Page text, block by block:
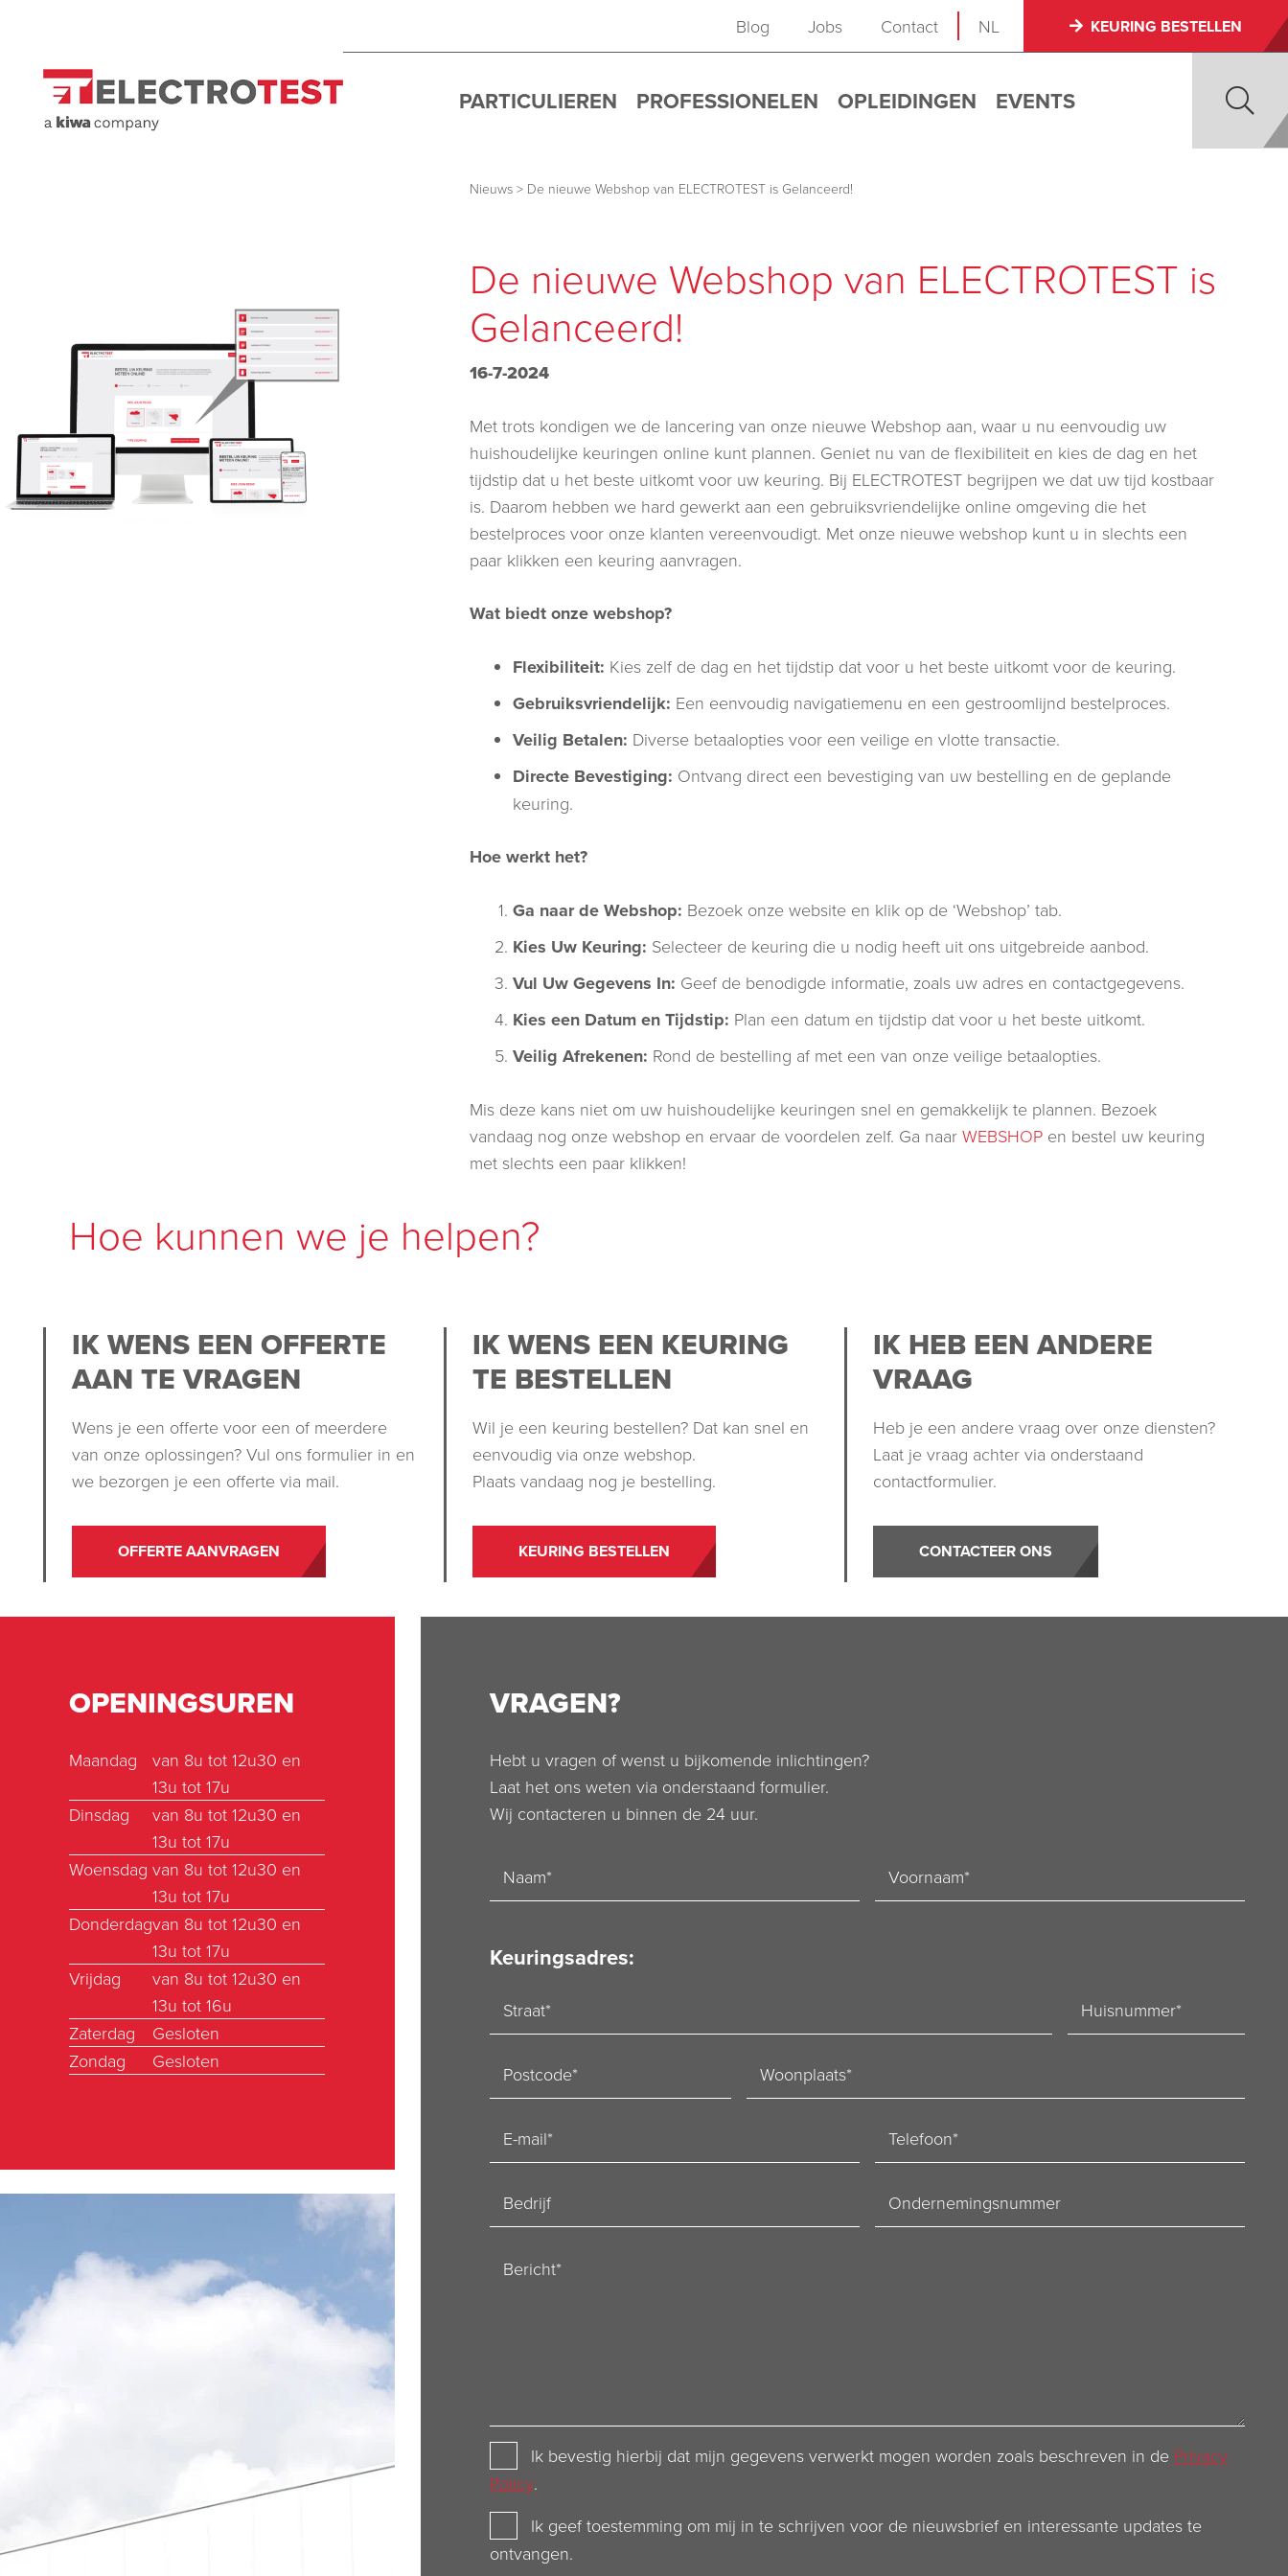
Blog Jobs Contact NL KEURING BESTELLEN
PARTICULIEREN PROFESSIONELEN OPLEIDINGEN EVENTS
Nieuws > De nieuwe Webshop van ELECTROTEST is Gelanceerd!
De nieuwe Webshop van ELECTROTEST is
Gelanceerd!
16-7-2024
Met trots kondigen we de lancering van onze nieuwe Webshop aan, waar u nu eenvoudig uw
huishoudelijke keuringen online kunt plannen. Geniet nu van de flexibiliteit en kies de dag en het
tijdstip dat u het beste uitkomt voor uw keuring. Bij ELECTROTEST begrijpen we dat uw tijd kostbaar
is. Daarom hebben we hard gewerkt aan een gebruiksvriendelijke online omgeving die het
bestelproces voor onze klanten vereenvoudigt. Met onze nieuwe webshop kunt u in slechts een
paar klikken een keuring aanvragen.
Wat biedt onze webshop?
Flexibiliteit: Kies zelf de dag en het tijdstip dat voor u het beste uitkomt voor de keuring.
Gebruiksvriendelijk: Een eenvoudig navigatiemenu en een gestroomlijnd bestelproces.
Veilig Betalen: Diverse betaalopties voor een veilige en vlotte transactie.
Directe Bevestiging: Ontvang direct een bevestiging van uw bestelling en de geplande
keuring.
Hoe werkt het?
Ga naar de Webshop: Bezoek onze website en klik op de ‘Webshop’ tab.
Kies Uw Keuring: Selecteer de keuring die u nodig heeft uit ons uitgebreide aanbod.
Vul Uw Gegevens In: Geef de benodigde informatie, zoals uw adres en contactgegevens.
Kies een Datum en Tijdstip: Plan een datum en tijdstip dat voor u het beste uitkomt.
Veilig Afrekenen: Rond de bestelling af met een van onze veilige betaalopties.
Mis deze kans niet om uw huishoudelijke keuringen snel en gemakkelijk te plannen. Bezoek
vandaag nog onze webshop en ervaar de voordelen zelf. Ga naarWEBSHOP en bestel uw keuring
met slechts een paar klikken!
Hoe kunnen we je helpen?
IK WENS EEN OFFERTE
AAN TE VRAGEN
Wens je een offerte voor een of meerdere
van onze oplossingen? Vul ons formulier in en
we bezorgen je een offerte via mail.
OFFERTE AANVRAGEN
IK WENS EEN KEURING
TE BESTELLEN
Wil je een keuring bestellen? Dat kan snel en
eenvoudig via onze webshop.
Plaats vandaag nog je bestelling.
KEURING BESTELLEN
IK HEB EEN ANDERE
VRAAG
Heb je een andere vraag over onze diensten?
Laat je vraag achter via onderstaand
contactformulier.
CONTACTEER ONS
OPENINGSUREN
Maandag
van 8u tot 12u30 en
13u tot 17u
Dinsdag
van 8u tot 12u30 en
13u tot 17u
Woensdag van 8u tot 12u30 en
13u tot 17u
Donderdagvan 8u tot 12u30 en
13u tot 17u
Vrijdag
van 8u tot 12u30 en
13u tot 16u
Zaterdag
Gesloten
Zondag
Gesloten
VRAGEN?
Hebt u vragen of wenst u bijkomende inlichtingen?
Laat het ons weten via onderstaand formulier.
Wij contacteren u binnen de 24 uur.
Keuringsadres:
Privacy
Policy
Ik bevestig hierbij dat mijn gegevens verwerkt mogen worden zoals beschreven in de Privacy
Policy.
NewsletterIk geef toestemming om mij in te schrijven voor de nieuwsbrief en interessante updates te
ontvangen.